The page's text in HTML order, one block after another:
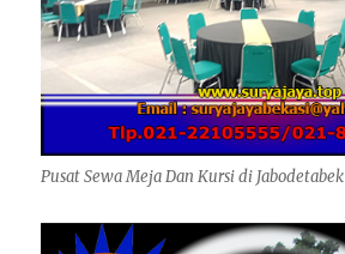
Pusat Sewa Meja Dan Kursi di Jabodetabek